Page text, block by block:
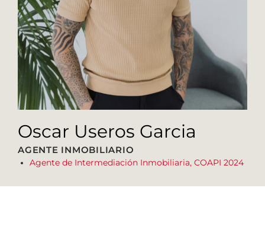
Oscar Useros Garcia
AGENTE INMOBILIARIO
Agente de Intermediación Inmobiliaria, COAPI 2024